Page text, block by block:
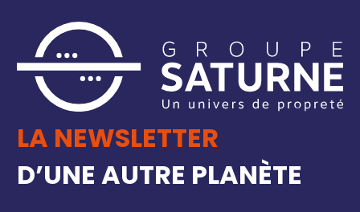
LA NEWSLETTER
D’UNE AUTRE PLANÈTE